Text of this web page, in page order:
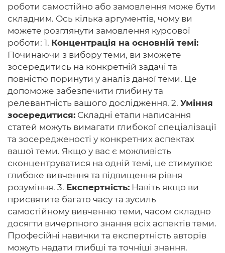
роботи самостійно або замовлення може бути
складним. Ось кілька аргументів, чому ви
можете розглянути замовлення курсової
роботи: 1. Концентрація на основній темі:
Починаючи з вибору теми, ви зможете
зосередитись на конкретній задачі та
повністю поринути у аналіз даної теми. Це
допоможе забезпечити глибину та
релевантність вашого дослідження. 2. Уміння
зосередитися: Складні етапи написання
статей можуть вимагати глибокої спеціалізації
та зосередженості у конкретних аспектах
вашої теми. Якщо у вас є можливість
сконцентруватися на одній темі, це стимулює
глибоке вивчення та підвищення рівня
розуміння. 3. Експертність: Навіть якщо ви
присвятите багато часу та зусиль
самостійному вивченню теми, часом складно
досягти вичерпного знання всіх аспектів теми.
Професійні навички та експертність авторів
можуть надати глибші та точніші знання.